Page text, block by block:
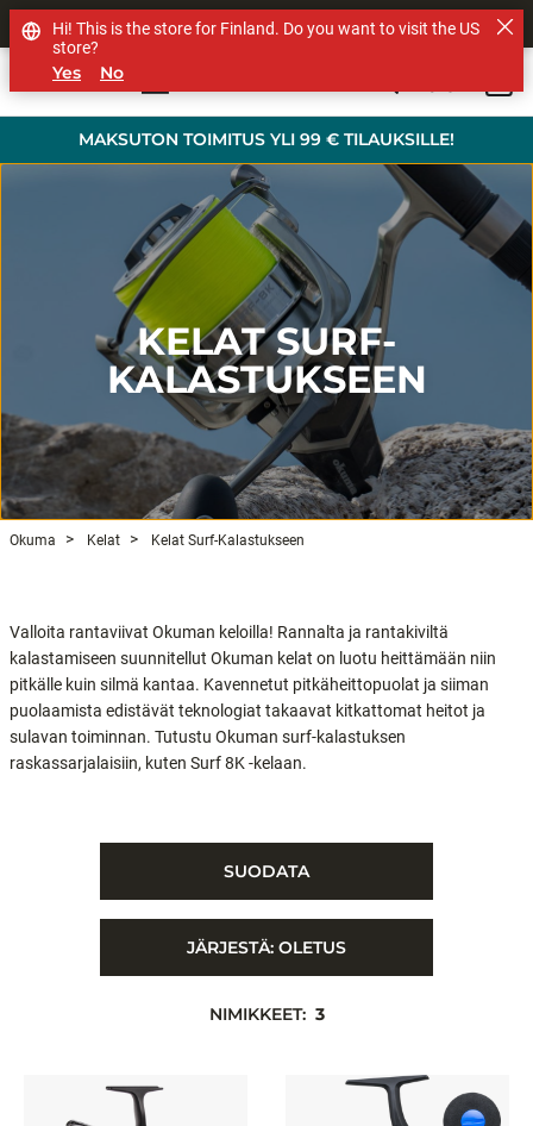
MAKSUTON TOIMITUS YLI 99 € TILAUKSILLE!
MUUT TUOTEMERKIT
KELAT SURF-
KALASTUKSEEN
Okuma Kelat Kelat Surf-Kalastukseen
Valloita rantaviivat Okuman keloilla! Rannalta ja rantakiviltä
kalastamiseen suunnitellut Okuman kelat on luotu heittämään niin
pitkälle kuin silmä kantaa. Kavennetut pitkäheittopuolat ja siiman
puolaamista edistävät teknologiat takaavat kitkattomat heitot ja
sulavan toiminnan. Tutustu Okuman surf-kalastuksen
raskassarjalaisiin, kuten Surf 8K -kelaan.
SUODATA
JÄRJESTÄ: OLETUS
NIMIKKEET: 3
Hi! This is the store for Finland. Do you want to visit the US
store?
Yes No